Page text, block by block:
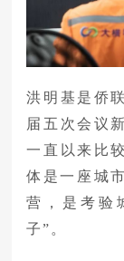
洪明基是侨
届五次会议
一直以来比
体是一座城
营，是考验
子”。